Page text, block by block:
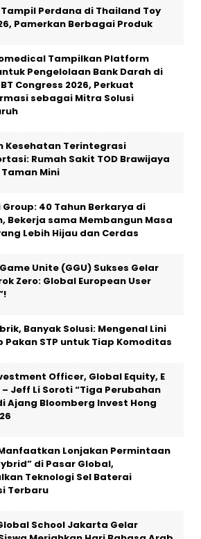
Tampil Perdana di Thailand Toy
Pamerkan Berbagai Produk
Tampilkan Platform
Pengelolaan Bank Darah di
Congress 2026, Perkuat
sebagai Mitra Solusi
Kesehatan Terintegrasi
Rumah Sakit TOD Brawijaya
Mini
40 Tahun Berkarya di
Bekerja sama Membangun Masa
Lebih Hijau dan Cerdas
Unite (GGU) Sukses Gelar
Zero: Global European User
Banyak Solusi: Mengenal Lini
Pakan STP untuk Tiap Komoditas
Officer, Global Equity, E
– Jeff Li Soroti “Tiga Perubahan
Ajang Bloomberg Invest Hong
Lonjakan Permintaan
di Pasar Global,
Teknologi Sel Baterai
Terbaru
School Jakarta Gelar